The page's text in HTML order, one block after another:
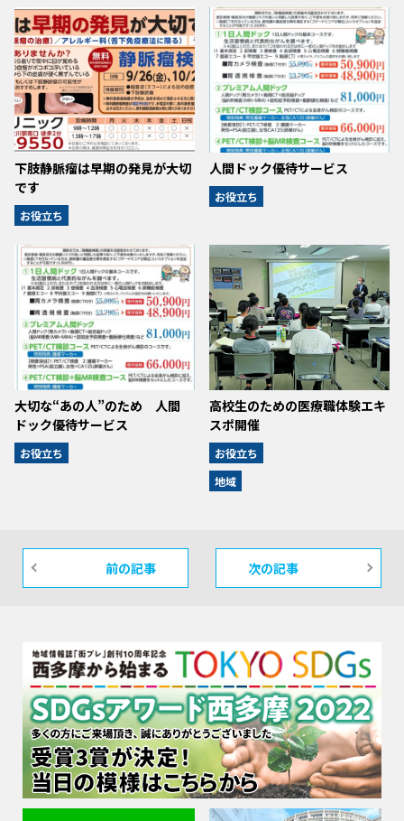
下肢静脈瘤は早期の発見が大切
です
お役立ち
人間ドック優待サービス
お役立ち
大切な“あの人”のため 人間
ドック優待サービス
お役立ち
高校生のための医療職体験エキ
スポ開催
お役立ち
地域
前の記事 次の記事